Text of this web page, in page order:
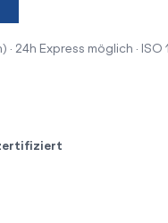
24h Express möglich · ISO